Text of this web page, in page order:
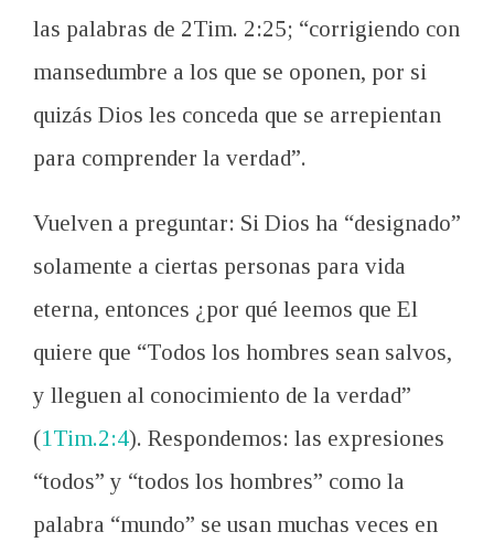
las palabras de 2Tim. 2:25; “corrigiendo con
mansedumbre a los que se oponen, por si
quizás Dios les conceda que se arrepientan
para comprender la verdad”.
Vuelven a preguntar: Si Dios ha “designado”
solamente a ciertas personas para vida
eterna, entonces ¿por qué leemos que El
quiere que “Todos los hombres sean salvos,
y lleguen al conocimiento de la verdad”
(1Tim.2:4). Respondemos: las expresiones
“todos” y “todos los hombres” como la
palabra “mundo” se usan muchas veces en